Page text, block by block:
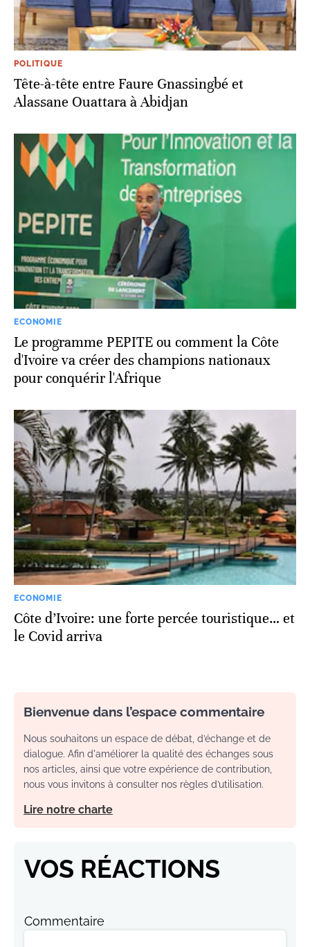
POLITIQUE
Tête-à-tête entre Faure Gnassingbé et
Alassane Ouattara à Abidjan
ECONOMIE
Le programme PEPITE ou comment la Côte
d'Ivoire va créer des champions nationaux
pour conquérir l'Afrique
ECONOMIE
Côte d’Ivoire: une forte percée touristique… et
le Covid arriva
Bienvenue dans l’espace commentaire
Nous souhaitons un espace de débat, d’échange et de
dialogue. Afin d'améliorer la qualité des échanges sous
nos articles, ainsi que votre expérience de contribution,
nous vous invitons à consulter nos règles d’utilisation.
Lire notre charte
VOS RÉACTIONS
Commentaire